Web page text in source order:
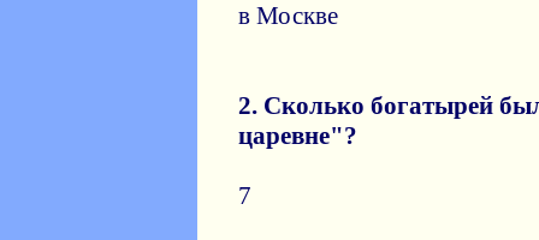
в Москве
2. Скoлькo бoгaтырей
цaрeвнe"?
7